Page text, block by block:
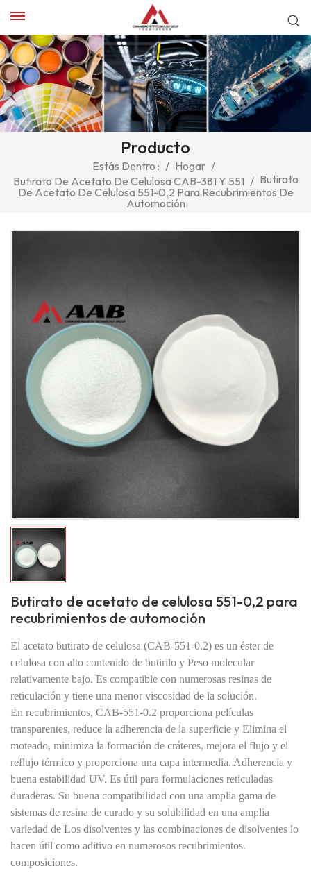
Producto
Estás Dentro : / Hogar /
Butirato De Acetato De Celulosa CAB-381 Y 551 / Butirato
De Acetato De Celulosa 551-0,2 Para Recubrimientos De
Automoción
Butirato de acetato de celulosa 551-0,2 para
recubrimientos de automoción
El acetato butirato de celulosa (CAB-551-0.2) es un éster de
celulosa con alto contenido de butirilo y Peso molecular
relativamente bajo. Es compatible con numerosas resinas de
reticulación y tiene una menor viscosidad de la solución.
En recubrimientos, CAB-551-0.2 proporciona películas
transparentes, reduce la adherencia de la superficie y Elimina el
moteado, minimiza la formación de cráteres, mejora el flujo y el
reflujo térmico y proporciona una capa intermedia. Adherencia y
buena estabilidad UV. Es útil para formulaciones reticuladas
duraderas. Su buena compatibilidad con una amplia gama de
sistemas de resina de curado y su solubilidad en una amplia
variedad de Los disolventes y las combinaciones de disolventes lo
hacen útil como aditivo en numerosos recubrimientos.
composiciones.